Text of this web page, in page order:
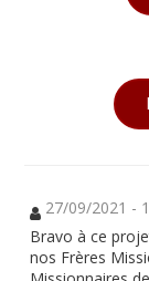
27/09/2021 -
Bravo à ce
nos Frères